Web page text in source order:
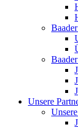
Unsere